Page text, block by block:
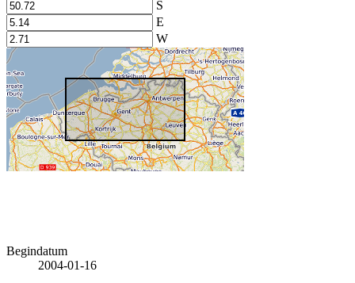
S
E
W
Begindatum
2004-01-16